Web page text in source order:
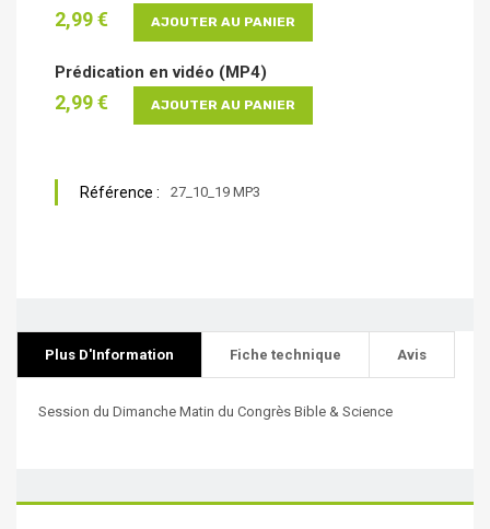
2,99 € AJOUTER AU PANIER
Prédication en vidéo (MP4)
2,99 € AJOUTER AU PANIER
Référence : 27_10_19 MP3
Plus D'Information Fiche technique Avis
Session du Dimanche Matin du Congrès Bible & Science